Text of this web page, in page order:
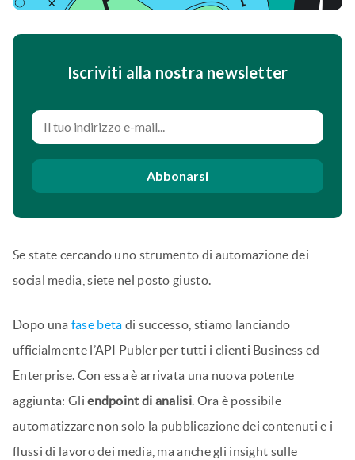
Iscriviti alla nostra newsletter
Abbonarsi
Se state cercando uno strumento di automazione dei
social media, siete nel posto giusto.
Dopo una fase beta di successo, stiamo lanciando
ufficialmente l’API Publer per tutti i clienti Business ed
Enterprise. Con essa è arrivata una nuova potente
aggiunta: Gliendpoint di analisi. Ora è possibile
automatizzare non solo la pubblicazione dei contenuti e i
flussi di lavoro dei media, ma anche gli insight sulle